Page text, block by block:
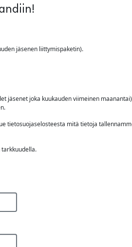
jäsenen liittymispaketin).
jäsenet joka kuukauden viimeinen
tietosuojaselosteesta mitä tietoja